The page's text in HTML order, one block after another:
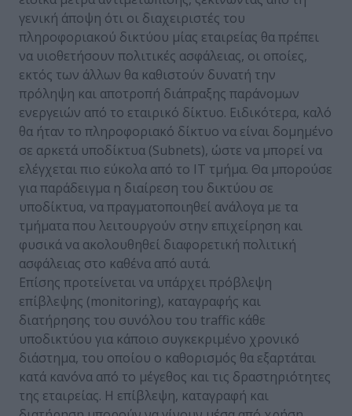
γενική άποψη ότι οι διαχειριστές του
πληροφοριακού δικτύου μίας εταιρείας θα πρέπει
να υιοθετήσουν πολιτικές ασφάλειας, οι οποίες,
εκτός των άλλων θα καθιστούν δυνατή την
πρόληψη και αποτροπή διάπραξης παράνομων
ενεργειών από το εταιρικό δίκτυο. Ειδικότερα, καλό
θα ήταν το πληροφοριακό δίκτυο να είναι δομημένο
σε αρκετά υποδίκτυα (Subnets), ώστε να μπορεί να
ελέγχεται πιο εύκολα από το IT τμήμα. Θα μπορούσε
για παράδειγμα η διαίρεση του δικτύου σε
υποδίκτυα, να πραγματοποιηθεί ανάλογα με τα
τμήματα που λειτουργούν στην επιχείρηση και
φυσικά να ακολουθηθεί διαφορετική πολιτική
ασφάλειας στο καθένα από αυτά.
Επίσης προτείνεται να υπάρχει πρόβλεψη
επίβλεψης (monitoring), καταγραφής και
διατήρησης του συνόλου του traffic κάθε
υποδικτύου για κάποιο συγκεκριμένο χρονικό
διάστημα, του οποίου ο καθορισμός θα εξαρτάται
κατά κανόνα από το μέγεθος και τις δραστηριότητες
της εταιρείας. Η επίβλεψη, καταγραφή και